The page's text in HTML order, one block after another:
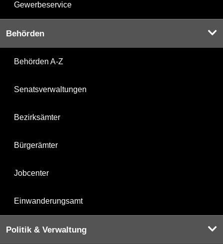
Gewerbeservice
Behörden
Behörden A-Z
Senatsverwaltungen
Bezirksämter
Bürgerämter
Jobcenter
Einwanderungsamt
Politik & Verwaltung